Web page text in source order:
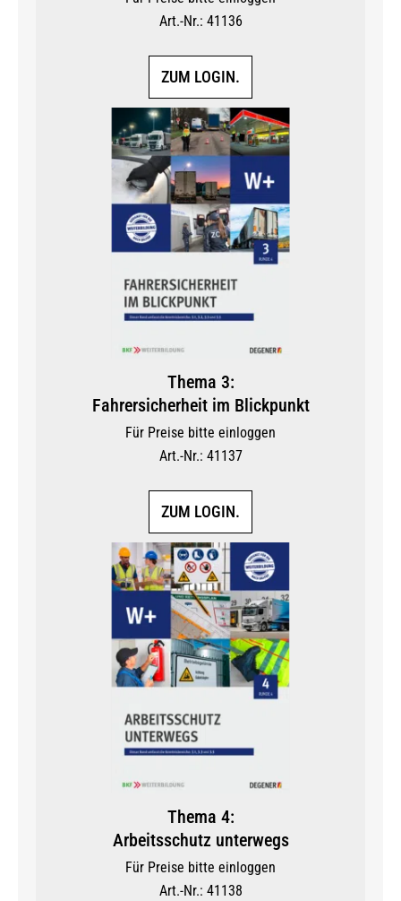
Art.-Nr.: 41136
ZUM LOGIN.
Thema 3:
Fahrersicherheit im Blickpunkt
Für Preise bitte einloggen
Art.-Nr.: 41137
ZUM LOGIN.
Thema 4:
Arbeitsschutz unterwegs
Für Preise bitte einloggen
Art.-Nr.: 41138